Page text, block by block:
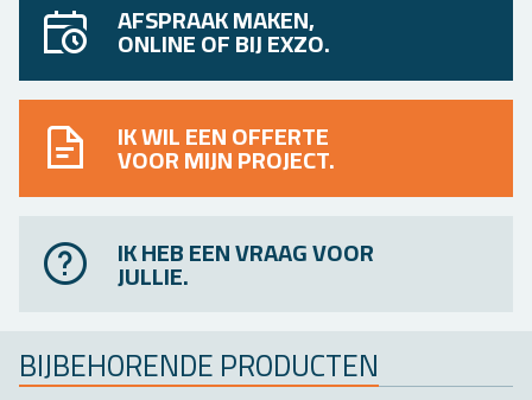
AFSPRAAK MAKEN,
ONLINE OF BIJ EXZO.
IK WIL EEN OFFERTE
VOOR MIJN PROJECT.
IK HEB EEN VRAAG VOOR
JULLIE.
BIJ­BE­HO­REN­DE PRO­DUC­TEN